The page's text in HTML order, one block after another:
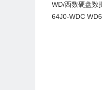
WD/西数硬盘数
64J0-WDC